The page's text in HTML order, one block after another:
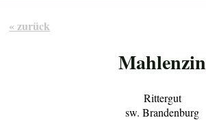
« zurück
Mahlenzin
Rittergut
sw. Brandenburg